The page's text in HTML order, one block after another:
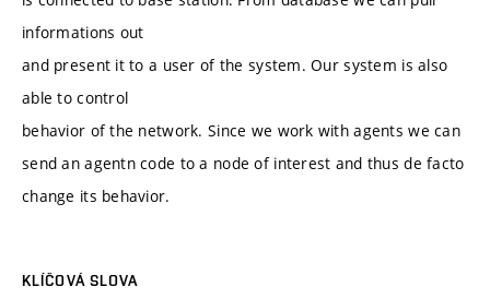
informations out
and present it to a user of the system. Our system is also
able to control
behavior of the network. Since we work with agents we can
send an agentn code to a node of interest and thus de facto
change its behavior.
KLÍČOVÁ SLOVA